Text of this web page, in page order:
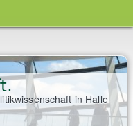
in Halle